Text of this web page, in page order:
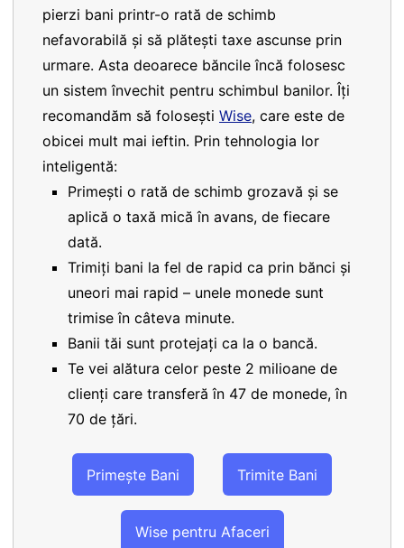
pierzi bani printr-o rată de schimb
nefavorabilă și să plătești taxe ascunse prin
urmare. Asta deoarece băncile încă folosesc
un sistem învechit pentru schimbul banilor. Îți
recomandăm să folosești Wise, care este de
obicei mult mai ieftin. Prin tehnologia lor
inteligentă:
Primești o rată de schimb grozavă și se
aplică o taxă mică în avans, de fiecare
dată.
Trimiți bani la fel de rapid ca prin bănci și
uneori mai rapid – unele monede sunt
trimise în câteva minute.
Banii tăi sunt protejați ca la o bancă.
Te vei alătura celor peste 2 milioane de
clienți care transferă în 47 de monede, în
70 de țări.
Primește Bani Trimite Bani
Wise pentru Afaceri